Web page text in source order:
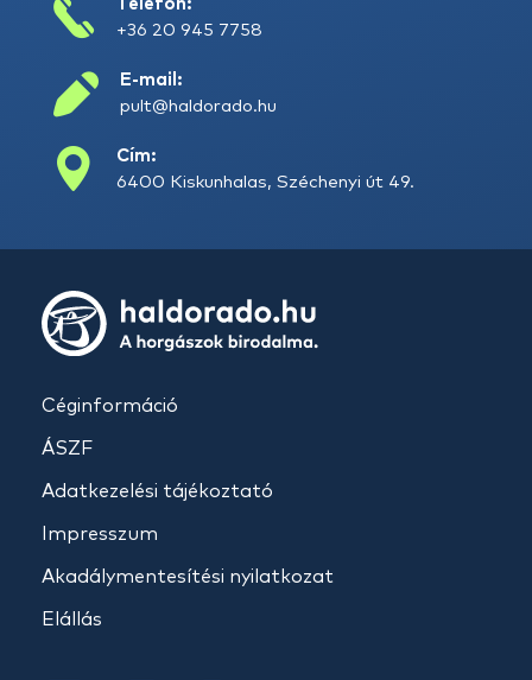
Telefon:
+36 20 945 7758
E-mail:
pult@haldorado.hu
Cím:
6400 Kiskunhalas, Széchenyi út 49.
Céginformáció
ÁSZF
Adatkezelési tájékoztató
Impresszum
Akadálymentesítési nyilatkozat
Elállás